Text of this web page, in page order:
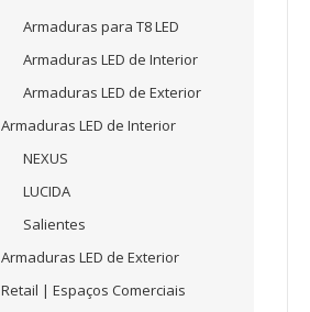
Armaduras para T8 LED
Armaduras LED de Interior
Armaduras LED de Exterior
Armaduras LED de Interior
NEXUS
LUCIDA
Salientes
Armaduras LED de Exterior
Retail | Espaços Comerciais